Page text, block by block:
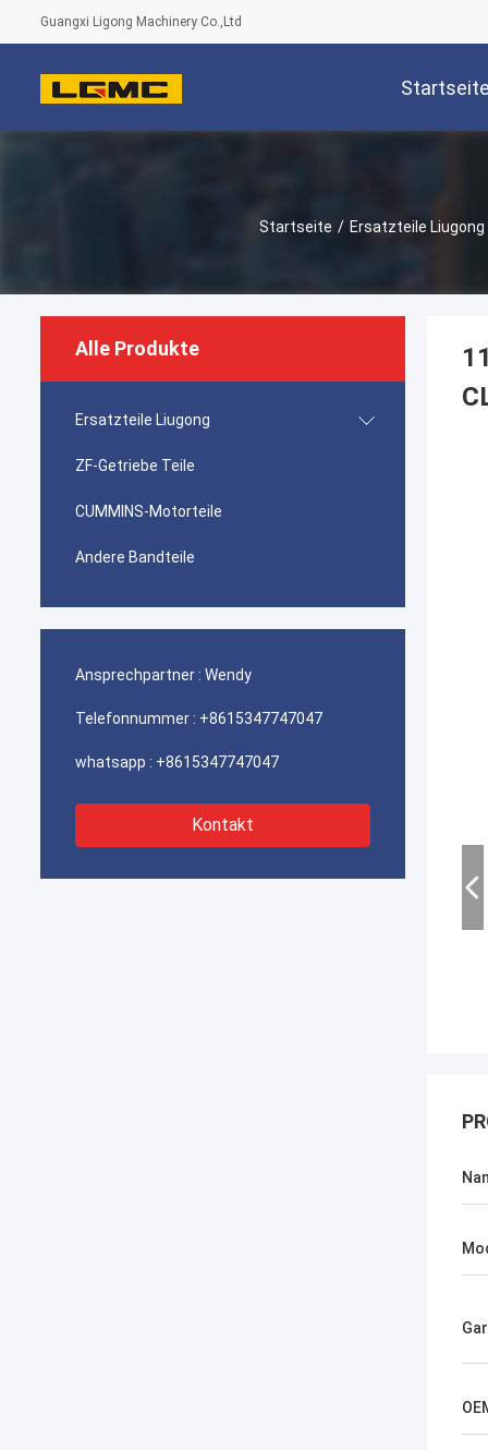
Guangxi Ligong Machinery Co.,Ltd
Startseite
Startseite / Ersatzteile Liugong
Alle Produkte
Ersatzteile Liugong
ZF-Getriebe Teile
CUMMINS-Motorteile
Andere Bandteile
Ansprechpartner : Wendy
Telefonnummer : +8615347747047
whatsapp : +8615347747047
Kontakt